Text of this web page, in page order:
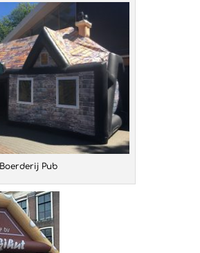
Boerderij Pub